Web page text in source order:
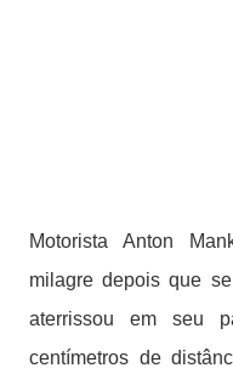
Motorista Anton
milagre depois que
aterrissou em seu
centímetros de